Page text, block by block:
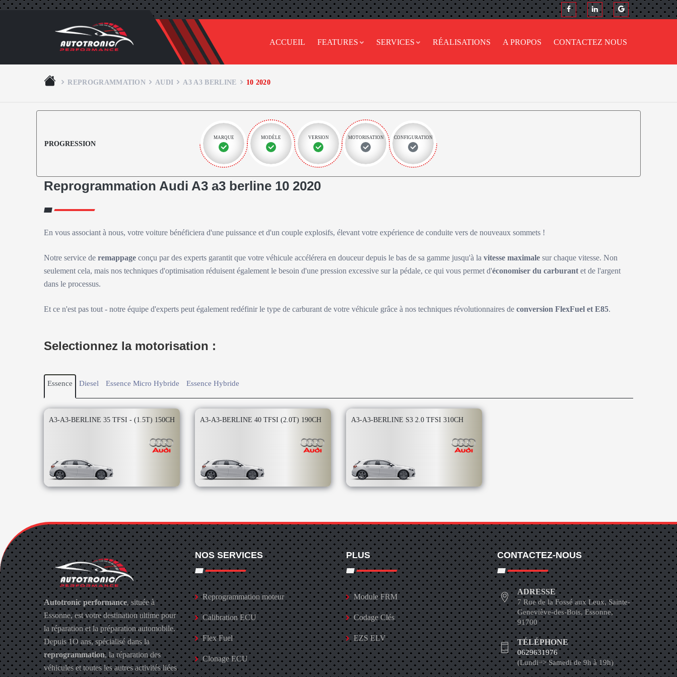
ACCUEIL FEATURES SERVICES RÉALISATIONS A PROPOS CONTACTEZ NOUS
REPROGRAMMATION AUDI A3 A3 BERLINE 10 2020
PROGRESSION
MARQUE MODÈLE VERSION MOTORISATION CONFIGURATION
Reprogrammation Audi A3 a3 berline 10 2020
En vous associant à nous, votre voiture bénéficiera d'une puissance et d'un couple explosifs, élevant votre expérience de conduite vers de nouveaux sommets !
Notre service de remappage conçu par des experts garantit que votre véhicule accélérera en douceur depuis le bas de sa gamme jusqu'à la vitesse maximale sur chaque vitesse. Non
seulement cela, mais nos techniques d'optimisation réduisent également le besoin d'une pression excessive sur la pédale, ce qui vous permet d'économiser du carburant et de l'argent
dans le processus.
Et ce n'est pas tout - notre équipe d'experts peut également redéfinir le type de carburant de votre véhicule grâce à nos techniques révolutionnaires de conversion FlexFuel et E85.
Selectionnez la motorisation :
Essence Diesel Essence Micro Hybride Essence Hybride
A3-A3-BERLINE 35 TFSI - (1.5T) 150CH A3-A3-BERLINE 40 TFSI (2.0T) 190CH A3-A3-BERLINE S3 2.0 TFSI 310CH
Autotronic performance, située à
Essonne, est votre destination ultime pour
la réparation et la préparation automobile.
Depuis 1O ans, spécialisé dans la
reprogrammation, la réparation des
véhicules et toutes les autres activités liées
NOS SERVICES
Reprogrammation moteur
Calibration ECU
Flex Fuel
Clonage ECU
PLUS
Module FRM
Codage Clés
EZS ELV
CONTACTEZ-NOUS
ADRESSE
7 Rue de la Fossé aux Leux, Sainte-
Geneviève-des-Bois, Essonne,
91700
TÉLÉPHONE
0629631976
(Lundi=> Samedi de 9h à 19h)